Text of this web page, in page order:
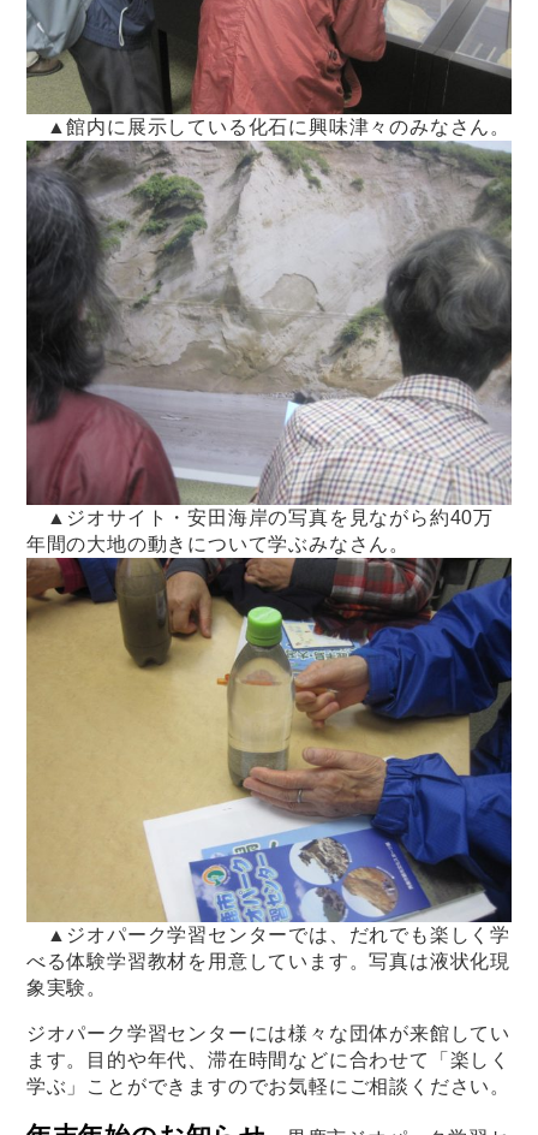
▲館内に展示している化石に興味津々のみなさん。
▲ジオサイト・安田海岸の写真を見ながら約40万
年間の大地の動きについて学ぶみなさん。
▲ジオパーク学習センターでは、だれでも楽しく学
べる体験学習教材を用意しています。写真は液状化現
象実験。
ジオパーク学習センターには様々な団体が来館してい
ます。目的や年代、滞在時間などに合わせて「楽しく
学ぶ」ことができますのでお気軽にご相談ください。